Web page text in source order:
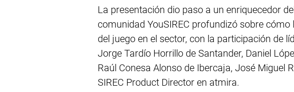
La presentación dio paso a un enriquecedor
comunidad YouSIREC profundizó sobre
del juego en el sector, con la participación de
Jorge Tardío Horrillo de Santander, Daniel
Raúl Conesa Alonso de Ibercaja, José Miguel
SIREC Product Director en atmira.